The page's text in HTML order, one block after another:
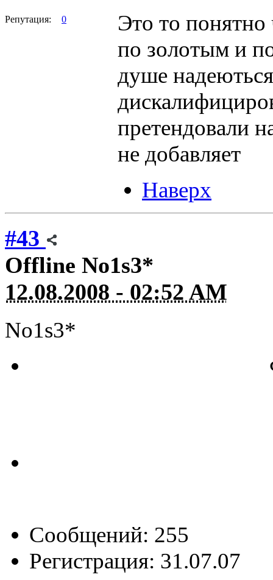
Репутация: 0
Это то
по золотым и
душе
претендовали
не добавляет
Наверх
#43
Offline No1s3*
12.08.2008 - 02:52 AM
No1s3*
Сообщений: 255
Регистрация: 31.07.07